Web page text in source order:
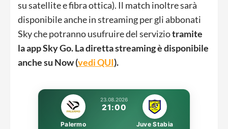
su satellite e fibra ottica). Il match inoltre sarà
disponibile anche in streaming per gli abbonati
Sky che potranno usufruire del serviziotramite
la appSky Go. La diretta streaming è disponibile
anche su Now (vedi QUI).
23.08.2026
21:00
Palermo Juve Stabia